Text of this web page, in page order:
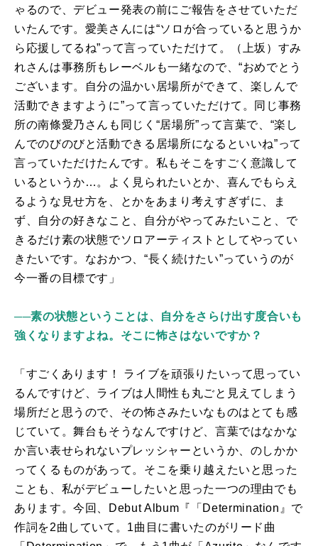
ゃるので、デビュー発表の前にご報告をさせていただ
いたんです。愛美さんには“ソロが合っていると思うか
ら応援してるね”って言っていただけて。（上坂）すみ
れさんは事務所もレーベルも一緒なので、“おめでとう
ございます。自分の温かい居場所ができて、楽しんで
活動できますように”って言っていただけて。同じ事務
所の南條愛乃さんも同じく“居場所”って言葉で、“楽し
んでのびのびと活動できる居場所になるといいね”って
言っていただけたんです。私もそこをすごく意識して
いるというか…。よく見られたいとか、喜んでもらえ
るような見せ方を、とかをあまり考えすぎずに、ま
ず、自分の好きなこと、自分がやってみたいこと、で
きるだけ素の状態でソロアーティストとしてやってい
きたいです。なおかつ、“長く続けたい”っていうのが
今一番の目標です」
──素の状態ということは、自分をさらけ出す度合いも
強くなりますよね。そこに怖さはないですか？
「すごくあります！ ライブを頑張りたいって思ってい
るんですけど、ライブは人間性も丸ごと見えてしまう
場所だと思うので、その怖さみたいなものはとても感
じていて。舞台もそうなんですけど、言葉ではなかな
か言い表せられないプレッシャーというか、のしかか
ってくるものがあって。そこを乗り越えたいと思った
ことも、私がデビューしたいと思った一つの理由でも
あります。今回、
Debut Album 『「 Determination 』で
作詞を2曲していて。 1曲目に書いたのがリード曲